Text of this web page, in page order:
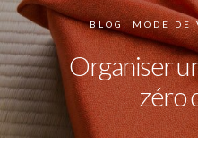
BLOG,MODE DE
Organiser
zéro